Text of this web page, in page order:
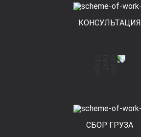
КОНСУЛЬТАЦИЯ
СБОР ГРУЗА